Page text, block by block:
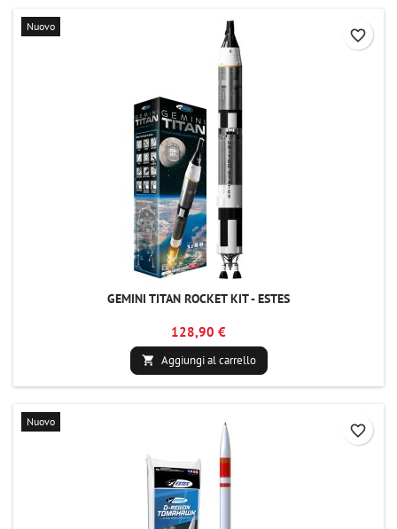
Nuovo
GEMINI TITAN ROCKET KIT - ESTES
128,90 €
 Aggiungi al carrello
favorite_border
Nuovo
favorite_border